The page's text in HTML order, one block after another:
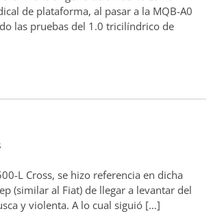
de plataforma, al pasar a la MQB-A0
las pruebas del 1.0 tricilíndrico de
L Cross, se hizo referencia en dicha
(similar al Fiat) de llegar a levantar del
y violenta. A lo cual siguió […]